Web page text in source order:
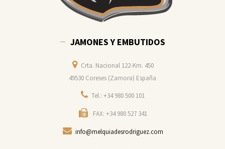
JAMONES Y EMBUTIDOS
Crta. Nacional 122-Km. 450
49530 Coreses (Zamora) España
Tel.: +34 980 500 101
FAX: +34 980 527 341
info@melquiadesrodriguez.com